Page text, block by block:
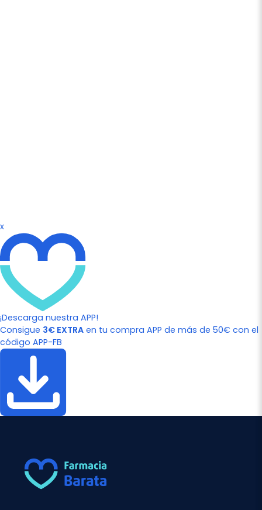
x
¡Descarga nuestra APP!
Consigue 3€ EXTRA en tu compra APP de más de 50€ con el
código APP-FB